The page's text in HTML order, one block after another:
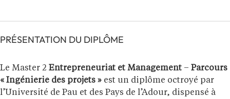
PRÉSENTATION DU DIPLÔME
Le Master 2 Entrepreneuriat et Management – Parcours
« Ingénierie des projets » est un diplôme octroyé par
l’Université de Pau et des Pays de l’Adour, dispensé à